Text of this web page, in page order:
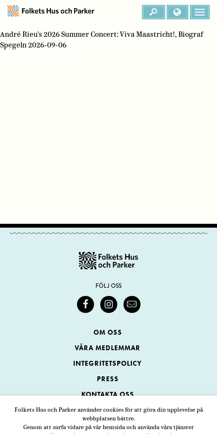
Folkets Hus och Parker använder cookies för att göra din upplevelse på
webbplatsen bättre.
Genom att surfa vidare på vår hemsida och använda våra tjänster
André Rieu’s 2026 Summer Concert: Viva Maastricht!, Biograf
Spegeln 2026-09-06
FÖLJ OSS
OM OSS
VÅRA MEDLEMMAR
INTEGRITETSPOLICY
PRESS
KONTAKTA OSS
Folkets Hus och Parker